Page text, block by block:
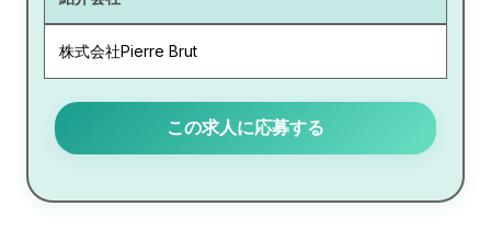
株式会社Pierre Brut
この求人に応募する